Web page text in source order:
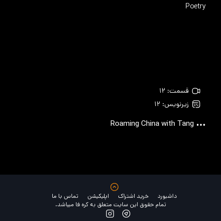
قسمت: ۱۲
زیرنویس: ۱۲
R
oaming China with Tang Poetry
داشبورد خرید اشتراک اپلیکیشن
تماس با ما
تمام حقوق این سایت متعلق به کره فا میباشد.